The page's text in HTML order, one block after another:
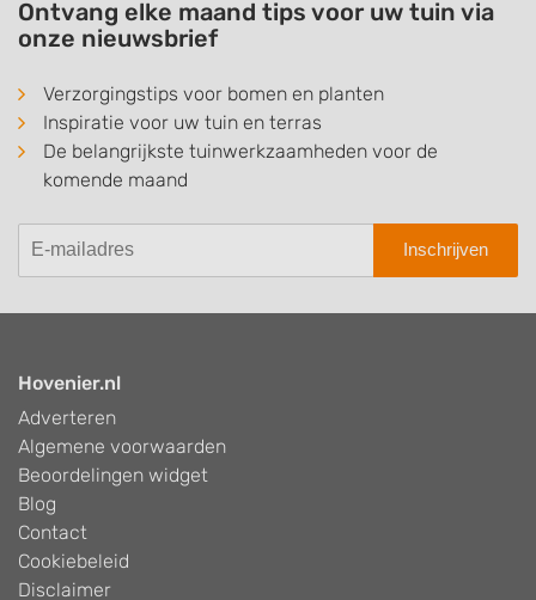
Ontvang elke maand tips voor uw tuin via
onze nieuwsbrief
Verzorgingstips voor bomen en planten
Inspiratie voor uw tuin en terras
De belangrijkste tuinwerkzaamheden voor de
komende maand
Inschrijven
Hovenier.nl
Adverteren
Algemene voorwaarden
Beoordelingen widget
Blog
Contact
Cookiebeleid
Disclaimer